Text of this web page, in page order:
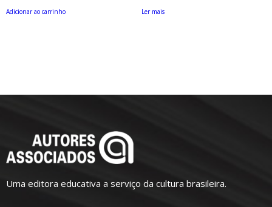
Adicionar ao carrinho Ler mais
Uma editora educativa a serviço da cultura brasileira.